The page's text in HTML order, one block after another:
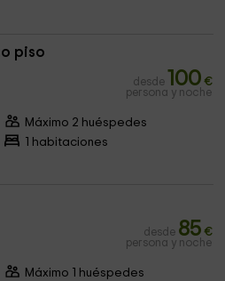
piso
desde 100 €
persona y noche
Máximo 2 huéspedes
1 habitaciones
desde 85 €
persona y noche
Máximo 1 huéspedes